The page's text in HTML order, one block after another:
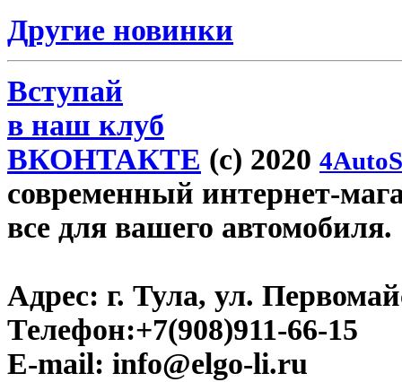
Другие новинки
Вступай
в наш клуб
ВКОНТАКТЕ (c) 2020
современный интернет-
все для вашего автомобиля.
Адрес: г. Тула, ул.
Телефон:+7(908)911-66-15
E-mail: info@elgo-li.ru